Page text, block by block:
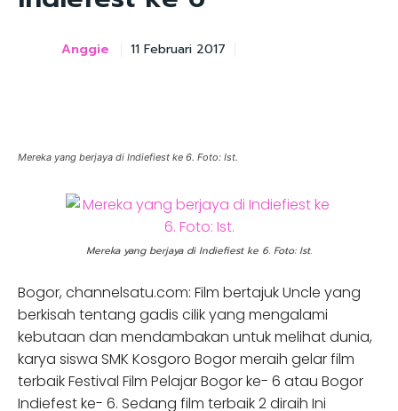
Anggie 11 Februari 2017
Mereka yang berjaya di Indiefiest ke 6. Foto: Ist.
Mereka yang berjaya di Indiefiest ke 6. Foto: Ist.
Bogor, channelsatu.com: Film bertajuk Uncle yang
berkisah tentang gadis cilik yang mengalami
kebutaan dan mendambakan untuk melihat dunia,
karya siswa SMK Kosgoro Bogor meraih gelar film
terbaik Festival Film Pelajar Bogor ke- 6 atau Bogor
Indiefest ke- 6. Sedang film terbaik 2 diraih Ini